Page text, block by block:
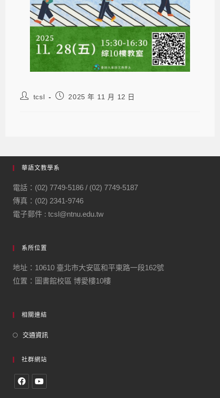
tcsl 2025 年 11 月 12 日
華語文教學系
電話：(02) 7749-5186 / (02) 7749-5187
傳真：(02) 2341-9746
電子郵件 : tcsl@ntnu.edu.tw
系所位置
地址：10610 臺北市大安區和平東路一段162號
位置：圖書館校區 博愛樓10樓
相關連結
交通資訊
社群網站